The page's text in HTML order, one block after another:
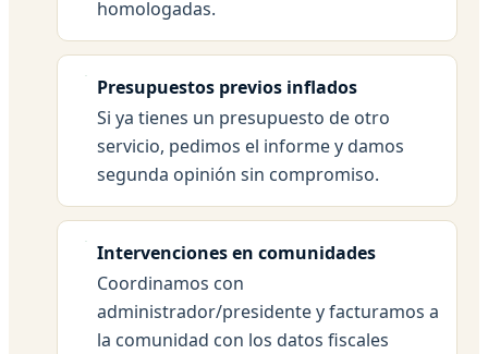
homologadas.
Presupuestos previos inflados
Si ya tienes un presupuesto de otro
servicio, pedimos el informe y damos
segunda opinión sin compromiso.
Intervenciones en comunidades
Coordinamos con
administrador/presidente y facturamos a
la comunidad con los datos fiscales